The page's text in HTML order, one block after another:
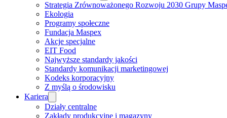
Strategia Zrównoważonego Rozwoju 2030 Grupy
Ekologia
Programy społeczne
Fundacja Maspex
Akcje specjalne
EIT Food
Najwyższe standardy jakości
Standardy komunikacji marketingowej
Kodeks korporacyjny
Z myślą o środowisku
Kariera
Działy centralne
Zakłady produkcyjne i magazyny